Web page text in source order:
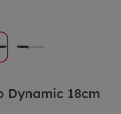
Dynamic 18cm